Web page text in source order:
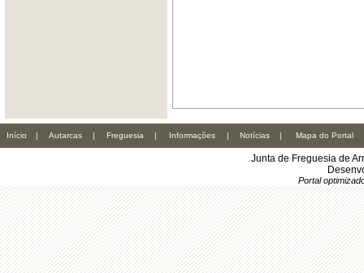
Início | Autarcas | Freguesia | Informações | Notícias | Mapa do Portal
Junta de Freguesia de
Portal